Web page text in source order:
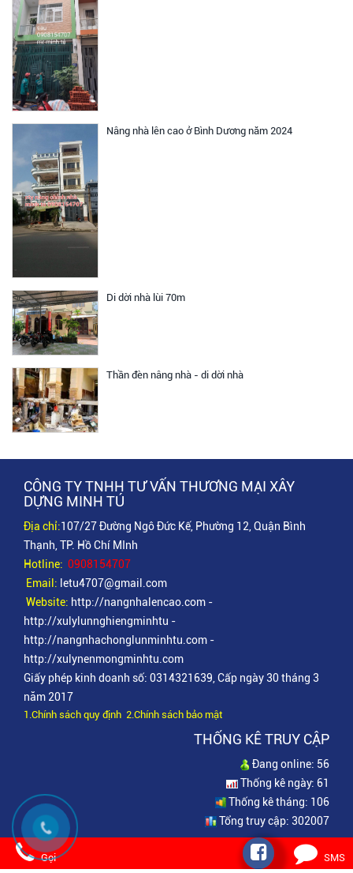
Nâng nhà lên cao ở Bình Dương năm 2024
Di dời nhà lùi 70m
Thần đèn nâng nhà - di dời nhà
CÔNG TY TNHH TƯ VẤN THƯƠNG MẠI XÂY
DỰNG MINH TÚ
Địa chỉ:107/27 Đường Ngô Đức Kế, Phường 12, Quận Bình
Thạnh, TP. Hồ Chí MInh
Hotline: 0908154707
Email: letu4707@gmail.com
Website: http://nangnhalencao.com -
http://xulylunnghiengminhtu -
http://nangnhachonglunminhtu.com -
http://xulynenmongminhtu.com
Giấy phép kinh doanh số: 0314321639, Cấp ngày 30 tháng 3
năm 2017
1.Chính sách quy định 2.Chính sách bảo mật
THỐNG KÊ TRUY CẬP
Đang online: 56
Thống kê ngày: 61
Thống kê tháng: 106
Tổng truy cập: 302007
Gọi SMS
Ý KIẾN